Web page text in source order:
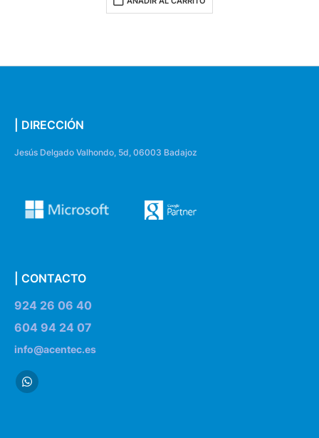
| DIRECCIÓN
Jesús Delgado Valhondo, 5d, 06003 Badajoz
| CONTACTO
924 26 06 40
604 94 24 07
info@acentec.es